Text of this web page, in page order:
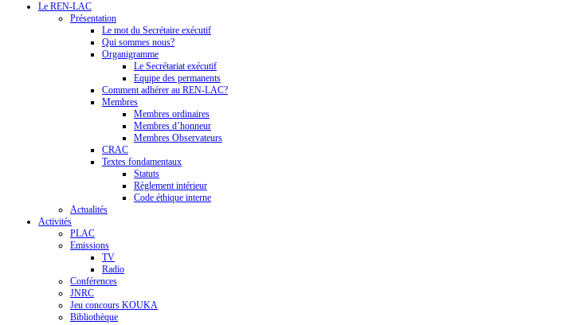
Le REN-LAC
Présentation
Le mot du Secrétaire exécutif
Qui sommes nous?
Organigramme
Le Secrétariat exécutif
Equipe des permanents
Comment adhérer au REN-LAC?
Membres
Membres ordinaires
Membres d’honneur
Membres Observateurs
CRAC
Textes fondamentaux
Statuts
Règlement intérieur
Code éthique interne
Actualités
Activités
PLAC
Emissions
TV
Radio
Conférences
JNRC
Jeu concours KOUKA
Bibliothèque